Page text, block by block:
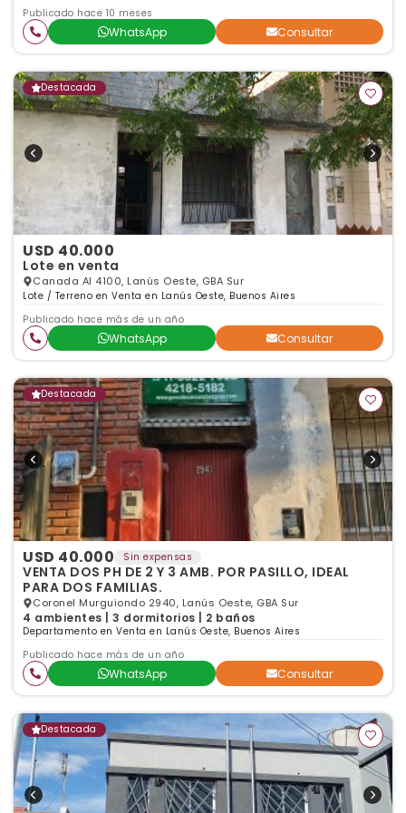
Publicado hace 10 meses
WhatsApp Consultar
Destacada
USD 40.000
Lote en venta
Canada Al 4100, Lanús Oeste, GBA Sur
Lote / Terreno en Venta en Lanús Oeste, Buenos Aires
Publicado hace más de un año
WhatsApp Consultar
Destacada
USD 40.000 Sin expensas
VENTA DOS PH DE 2 Y 3 AMB. POR PASILLO, IDEAL
PARA DOS FAMILIAS.
Coronel Murguiondo 2940, Lanús Oeste, GBA Sur
4 ambientes | 3 dormitorios | 2 baños
Departamento en Venta en Lanús Oeste, Buenos Aires
Publicado hace más de un año
WhatsApp Consultar
Destacada